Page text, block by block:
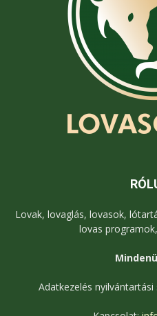
Lovak, lovaglás, lovasok,
lovas
Adatkezelés